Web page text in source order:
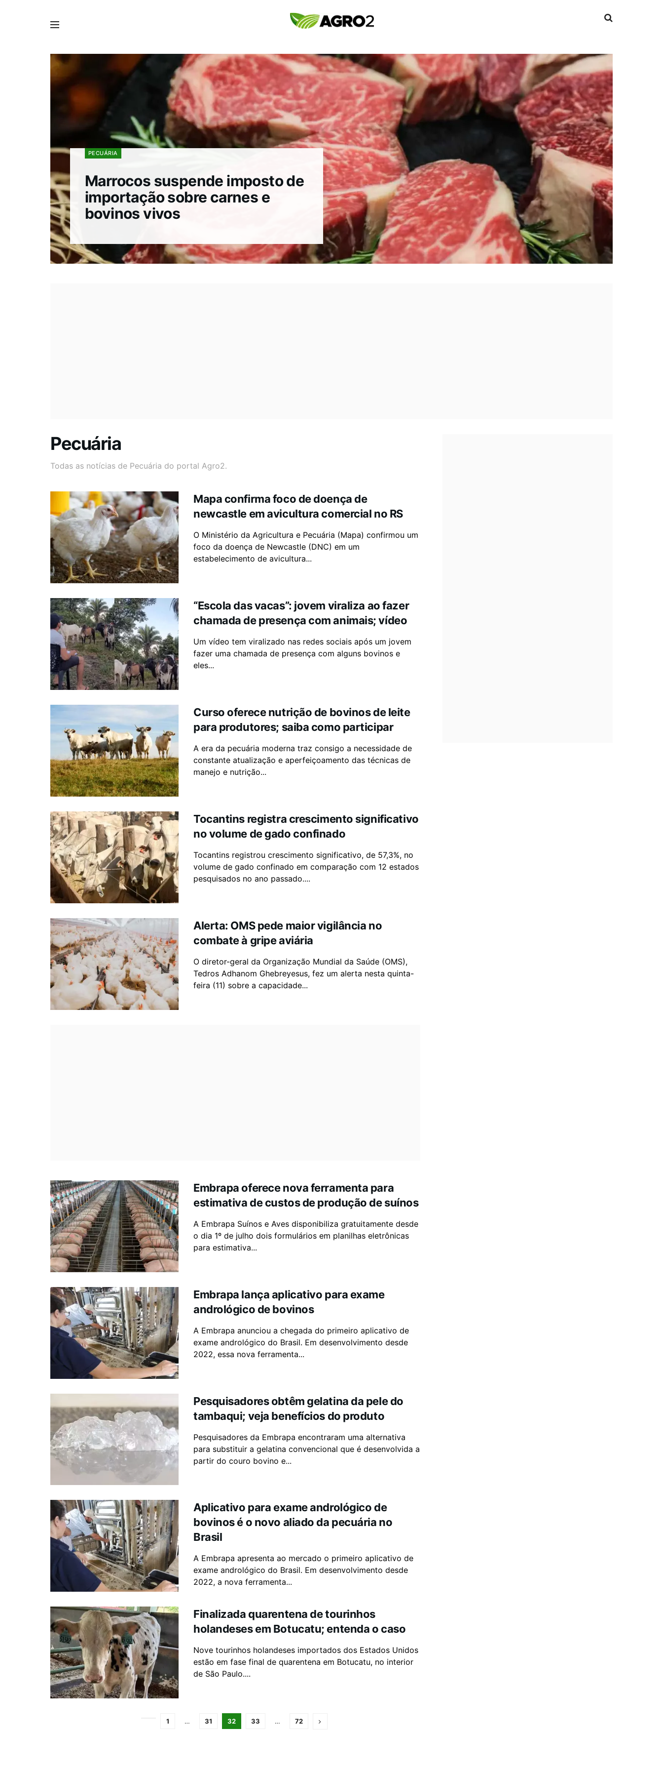
PECUÁRIA
Marrocos suspende imposto de
importação sobre carnes e
bovinos vivos
Pecuária
Todas as notícias de Pecuária do portal Agro2.
Mapa confirma foco de doença de
newcastle em avicultura comercial no RS
O Ministério da Agricultura e Pecuária (Mapa) confirmou um
foco da doença de Newcastle (DNC) em um
estabelecimento de avicultura...
“Escola das vacas”: jovem viraliza ao fazer
chamada de presença com animais; vídeo
Um vídeo tem viralizado nas redes sociais após um jovem
fazer uma chamada de presença com alguns bovinos e
eles...
Curso oferece nutrição de bovinos de leite
para produtores; saiba como participar
A era da pecuária moderna traz consigo a necessidade de
constante atualização e aperfeiçoamento das técnicas de
manejo e nutrição...
Tocantins registra crescimento significativo
no volume de gado confinado
Tocantins registrou crescimento significativo, de 57,3%, no
volume de gado confinado em comparação com 12 estados
pesquisados no ano passado....
Alerta: OMS pede maior vigilância no
combate à gripe aviária
O diretor-geral da Organização Mundial da Saúde (OMS),
Tedros Adhanom Ghebreyesus, fez um alerta nesta quinta-
feira (11) sobre a capacidade...
Embrapa oferece nova ferramenta para
estimativa de custos de produção de suínos
A Embrapa Suínos e Aves disponibiliza gratuitamente desde
o dia 1º de julho dois formulários em planilhas eletrônicas
para estimativa...
Embrapa lança aplicativo para exame
andrológico de bovinos
A Embrapa anunciou a chegada do primeiro aplicativo de
exame andrológico do Brasil. Em desenvolvimento desde
2022, essa nova ferramenta...
Pesquisadores obtêm gelatina da pele do
tambaqui; veja benefícios do produto
Pesquisadores da Embrapa encontraram uma alternativa
para substituir a gelatina convencional que é desenvolvida a
partir do couro bovino e...
Aplicativo para exame andrológico de
bovinos é o novo aliado da pecuária no
Brasil
A Embrapa apresenta ao mercado o primeiro aplicativo de
exame andrológico do Brasil. Em desenvolvimento desde
2022, a nova ferramenta...
Finalizada quarentena de tourinhos
holandeses em Botucatu; entenda o caso
Nove tourinhos holandeses importados dos Estados Unidos
estão em fase final de quarentena em Botucatu, no interior
de São Paulo....
1 … 31 32 33 … 72